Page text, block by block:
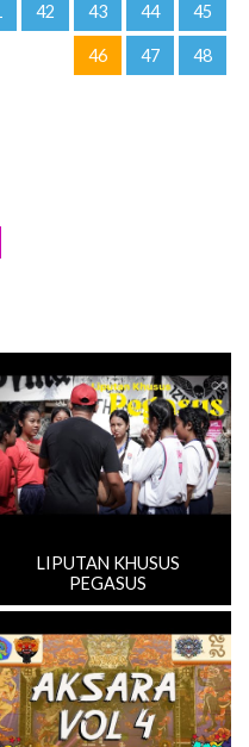
42 43 44 45
46 47 48
LIPUTAN KHUSUS
PEGASUS